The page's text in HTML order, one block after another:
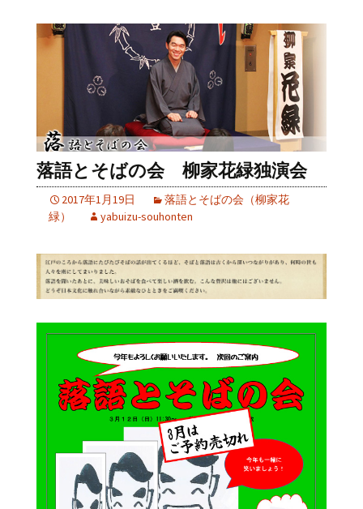
落語とそばの会 柳家花緑独演会
2017年1月19日
落語とそばの会（柳家花
緑）
yabuizu-souhonten